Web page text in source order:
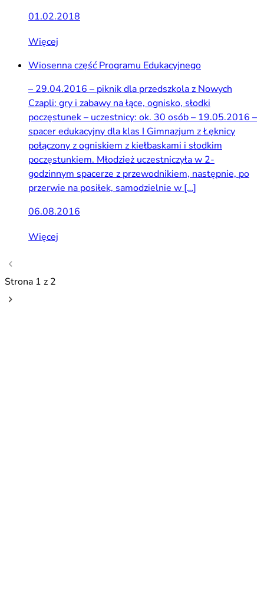
01.02.2018
Więcej
Wiosenna część Programu Edukacyjnego
– 29.04.2016 – piknik dla przedszkola z Nowych
Czapli: gry i zabawy na łące, ognisko, słodki
poczęstunek – uczestnicy: ok. 30 osób – 19.05.2016 –
spacer edukacyjny dla klas I Gimnazjum z Łęknicy
połączony z ogniskiem z kiełbaskami i słodkim
poczęstunkiem. Młodzież uczestniczyła w 2-
godzinnym spacerze z przewodnikiem, następnie, po
przerwie na posiłek, samodzielnie w […]
06.08.2016
Więcej
Strona 1 z 2